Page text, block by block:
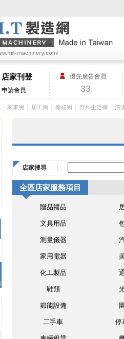
店家刊登
申請會員
優先廣告會員
33
家事網 加工網 修繕網 野外生活網 清
店家搜尋
全區店家服務項目
贈品禮品
文具用品
測量儀器
家用電器
化工製品
鞋類
節能設備
二手車 停